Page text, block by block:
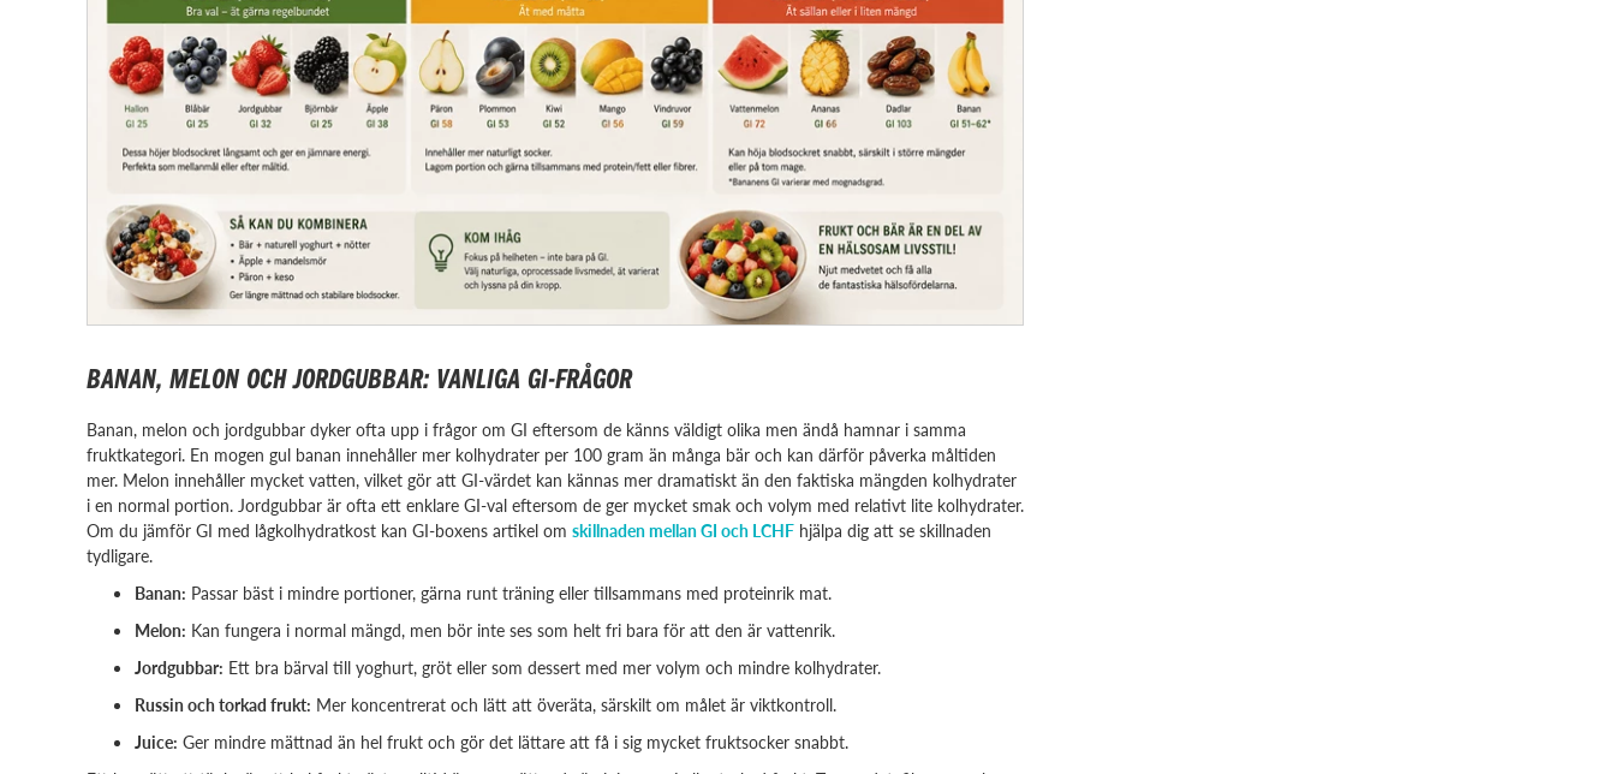
BANAN, MELON OCH JORDGUBBAR: VANLIGA GI-FRÅGOR
Banan, melon och jordgubbar dyker ofta upp i frågor om GI eftersom de känns väldigt olika men ändå hamnar i samma
fruktkategori. En mogen gul banan innehåller mer kolhydrater per 100 gram än många bär och kan därför påverka måltiden
mer. Melon innehåller mycket vatten, vilket gör att GI-värdet kan kännas mer dramatiskt än den faktiska mängden kolhydrater
i en normal portion. Jordgubbar är ofta ett enklare GI-val eftersom de ger mycket smak och volym med relativt lite kolhydrater.
Om du jämför GI med lågkolhydratkost kan GI-boxens artikel om skillnaden mellan GI och LCHF hjälpa dig att se skillnaden
tydligare.
Banan: Passar bäst i mindre portioner, gärna runt träning eller tillsammans med proteinrik mat.
Melon: Kan fungera i normal mängd, men bör inte ses som helt fri bara för att den är vattenrik.
Jordgubbar: Ett bra bärval till yoghurt, gröt eller som dessert med mer volym och mindre kolhydrater.
Russin och torkad frukt: Mer koncentrerat och lätt att överäta, särskilt om målet är viktkontroll.
Juice: Ger mindre mättnad än hel frukt och gör det lättare att få i sig mycket fruktsocker snabbt.